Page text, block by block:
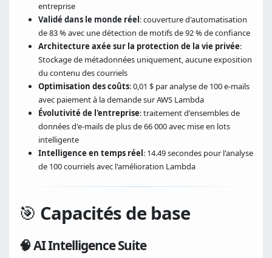
entreprise
Validé dans le monde réel: couverture d'automatisation
de 83 % avec une détection de motifs de 92 % de confiance
Architecture axée sur la protection de la vie privée:
Stockage de métadonnées uniquement, aucune exposition
du contenu des courriels
Optimisation des coûts: 0,01 $ par analyse de 100 e-mails
avec paiement à la demande sur AWS Lambda
Évolutivité de l'entreprise: traitement d'ensembles de
données d'e-mails de plus de 66 000 avec mise en lots
intelligente
Intelligence en temps réel: 14.49 secondes pour l'analyse
de 100 courriels avec l'amélioration Lambda
🎯 Capacités de base
🧠 AI Intelligence Suite